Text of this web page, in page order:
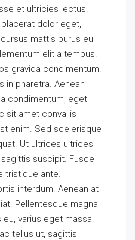
et ultricies lectus.
dolor eget,
mattis purus eu
elit a tempus.
gravida condimentum.
in pharetra. Aenean
condimentum, eget
sit amet convallis
enim. Sed scelerisque
Ut ultrices ultrices
suscipit. Fusce
tristique ante.
interdum. Aenean at
Pellentesque magna
varius eget massa.
tellus ut, sagittis